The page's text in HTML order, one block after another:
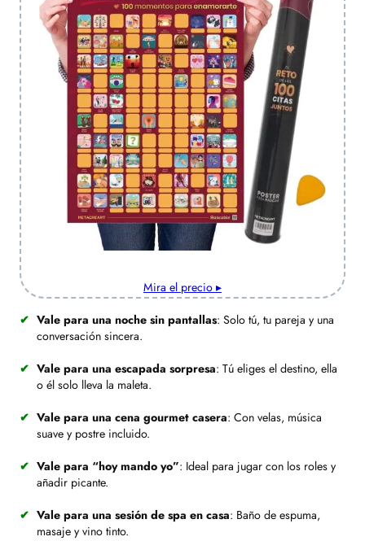
Mira el precio ▸
Vale para una noche sin pantallas: Solo tú, tu pareja y una
conversación sincera.
Vale para una escapada sorpresa: Tú eliges el destino, ella
o él solo lleva la maleta.
Vale para una cena gourmet casera: Con velas, música
suave y postre incluido.
Vale para “hoy mando yo”: Ideal para jugar con los roles y
añadir picante.
Vale para una sesión de spa en casa: Baño de espuma,
masaje y vino tinto.